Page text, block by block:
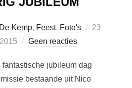
De Kemp, Feest, Foto's
Geplaatst
23
Geen reacties
jubileum dag
bestaande uit Nico